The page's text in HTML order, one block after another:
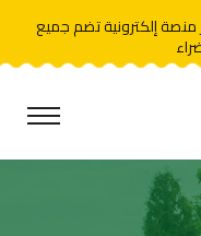
منصة إلكترونية تضم جميع